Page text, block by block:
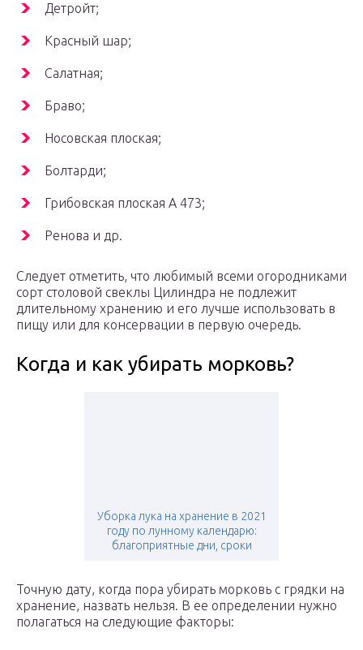
Детройт;
Красный шар;
Салатная;
Браво;
Носовская плоская;
Болтарди;
Грибовская плоская А 473;
Ренова и др.
Следует отметить, что любимый всеми огородниками
сорт столовой свеклы Цилиндра не подлежит
длительному хранению и его лучше использовать в
пищу или для консервации в первую очередь.
Когда и как убирать морковь?
Уборка лука на хранение в 2021
году по лунному календарю:
благоприятные дни, сроки
Точную дату, когда пора убирать морковь с грядки на
хранение, назвать нельзя. В ее определении нужно
полагаться на следующие факторы: